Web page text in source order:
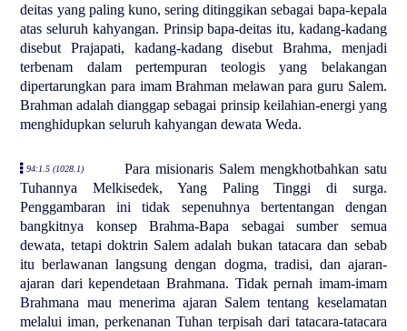
deitas yang paling kuno, sering ditinggikan sebagai bapa-kepala
atas seluruh kahyangan. Prinsip bapa-deitas itu, kadang-kadang
disebut Prajapati, kadang-kadang disebut Brahma, menjadi
terbenam dalam pertempuran teologis yang belakangan
dipertarungkan para imam Brahman melawan para guru Salem.
Brahman adalah dianggap sebagai prinsip keilahian-energi yang
menghidupkan seluruh kahyangan dewata Weda.
94:1.5 (1028.1)
Para misionaris Salem mengkhotbahkan satu
Tuhannya Melkisedek, Yang Paling Tinggi di surga.
Penggambaran ini tidak sepenuhnya bertentangan dengan
bangkitnya konsep Brahma-Bapa sebagai sumber semua
dewata, tetapi doktrin Salem adalah bukan tatacara dan sebab
itu berlawanan langsung dengan dogma, tradisi, dan ajaran-
ajaran dari kependetaan Brahmana. Tidak pernah imam-imam
Brahmana mau menerima ajaran Salem tentang keselamatan
melalui iman, perkenanan Tuhan terpisah dari tatacara-tatacara